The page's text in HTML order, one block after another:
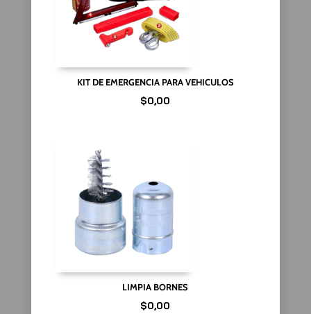
KIT DE EMERGENCIA PARA VEHICULOS
$0,00
LIMPIA BORNES
$0,00